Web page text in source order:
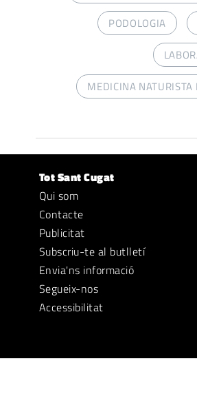
PODOLOGIA
MEDICINA NATURISTA
Tot Sant Cugat
Qui som
Contacte
Publicitat
Subscriu-te al butlletí
Envia'ns informació
Segueix-nos
Accessibilitat